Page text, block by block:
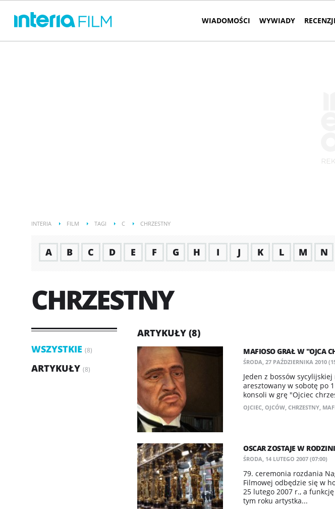
WIADOMOŚCI WYWIADY
INTERIA FILM TAGI C CHRZESTNY
A B C D E F G H I J K L M N
CHRZESTNY
WSZYSTKIE (8)
ARTYKUŁY (8)
ARTYKUŁY (8)
MAFIOSO GRAŁ W "OJCA
ŚRODA, 27 PAŹDZIERNIKA 2010
Jeden z bossów
aresztowany w sobotę po
konsoli w grę "Ojciec
OJCIEC, OJCÓW, CHRZESTNY,
OSCAR ZOSTAJE W
ŚRODA, 14 LUTEGO 2007 (07:00)
79. ceremonia rozdania
Filmowej odbędzie się w
25 lutego 2007 r., a
tym roku artystka...